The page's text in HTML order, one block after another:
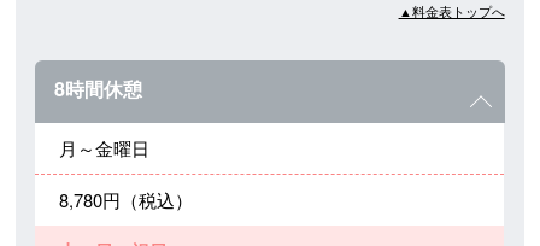
▲料金表トップへ
8時間休憩
月～金曜日
8,780円（税込）